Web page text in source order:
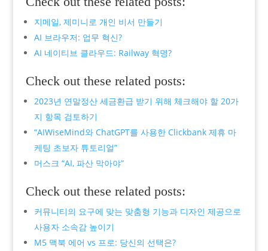
지메일, 제미니로 개인 비서 만들기
AI 브라우저: 업무 혁신?
AI 네이티브 클라우드: Railway 혁명?
Check out these related posts:
2023년 연말정산 세금환급 받기 위해 체크해야 할 20가
지 항목 검토하기
“AIWiseMind와 ChatGPT를 사용한 Clickbank 제휴 마
케팅 초보자 튜토리얼”
머스크 “AI, 파산 막아야”
Check out these related posts:
커뮤니티의 요구에 맞는 맞춤형 기능과 디자인 제공으로
사용자 소속감 높이기
M5 맥북 에어 vs 프로: 당신의 선택은?